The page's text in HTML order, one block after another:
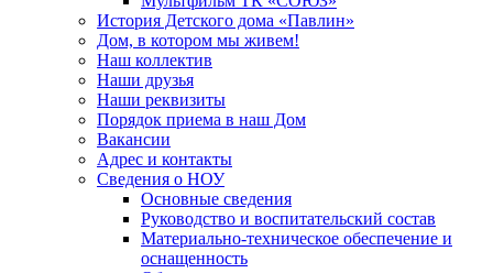
История Детского дома «Павлин»
Дом, в котором мы живем!
Наш коллектив
Наши друзья
Наши реквизиты
Порядок приема в наш Дом
Вакансии
Адрес и контакты
Сведения о НОУ
Основные сведения
Руководство и воспитательский состав
Материально-техническое обеспечение и
оснащенность